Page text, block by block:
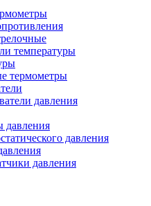
температуры
термометры
давления
давления
давления
давления